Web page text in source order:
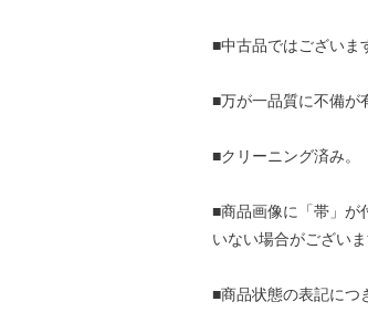
■中古品ではございま
■万が一品質に不備が
■クリーニング済み。
■商品画像に「帯」が
いない場合がございま
■商品状態の表記につ